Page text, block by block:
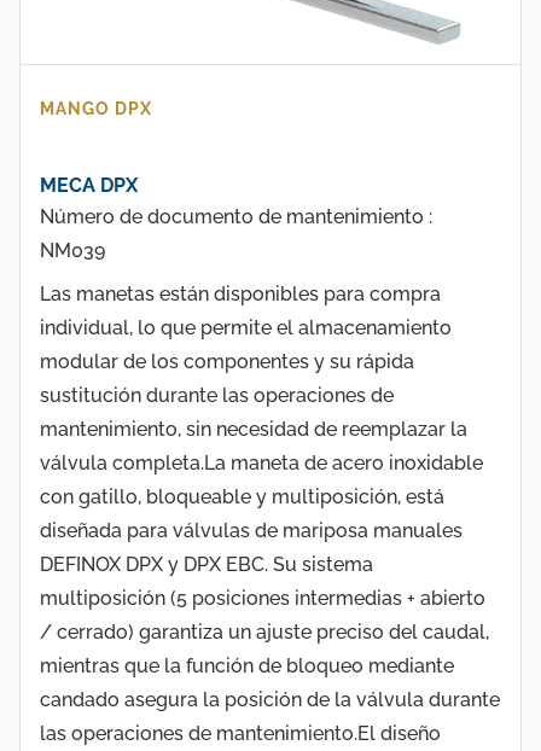
MANGO DPX
MECA DPX
Número de documento de mantenimiento :
NM039
Las manetas están disponibles para compra
individual, lo que permite el almacenamiento
modular de los componentes y su rápida
sustitución durante las operaciones de
mantenimiento, sin necesidad de reemplazar la
válvula completa.La maneta de acero inoxidable
con gatillo, bloqueable y multiposición, está
diseñada para válvulas de mariposa manuales
DEFINOX DPX y DPX EBC. Su sistema
multiposición (5 posiciones intermedias + abierto
/ cerrado) garantiza un ajuste preciso del caudal,
mientras que la función de bloqueo mediante
candado asegura la posición de la válvula durante
las operaciones de mantenimiento.El diseño